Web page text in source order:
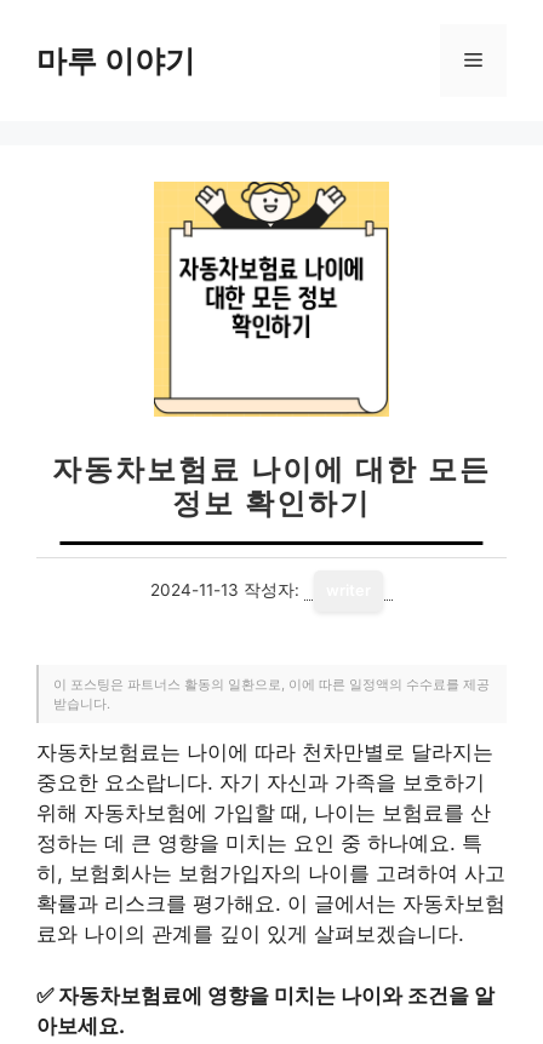
마루 이야기 메
자동차보험료 나이에 대한 모든
정보 확인하기
2024-11-13 작성자:
이 포스팅은 파트너스 활동의 일환으로, 이에 따른 일정액의 수수료를 제공
받습니다.
자동차보험료는 나이에 따라 천차만별로 달라지는
중요한 요소랍니다. 자기 자신과 가족을 보호하기
위해 자동차보험에 가입할 때, 나이는 보험료를 산
정하는 데 큰 영향을 미치는 요인 중 하나예요. 특
히, 보험회사는 보험가입자의 나이를 고려하여 사고
확률과 리스크를 평가해요. 이 글에서는 자동차보험
료와 나이의 관계를 깊이 있게 살펴보겠습니다.
✅ 자동차보험료에 영향을 미치는 나이와 조건을 알
아보세요.